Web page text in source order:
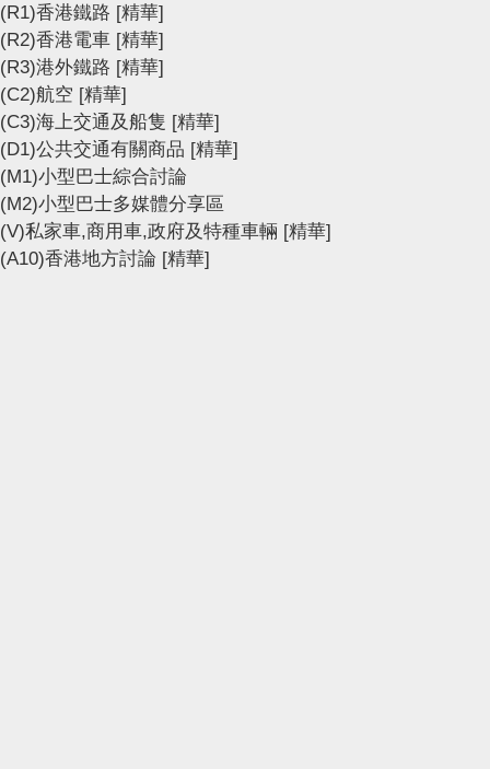
(R1)香港鐵路 [精華]
(R2)香港電車 [精華]
(R3)港外鐵路 [精華]
(C2)航空 [精華]
(C3)海上交通及船隻 [精華]
(D1)公共交通有關商品 [精華]
(M1)小型巴士綜合討論
(M2)小型巴士多媒體分享區
(V)私家車,商用車,政府及特種車輛 [精華]
(A10)香港地方討論 [精華]